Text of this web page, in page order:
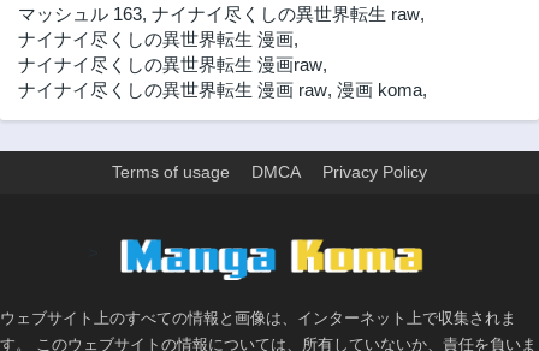
マッシュル 163, ナイナイ尽くしの異世界転生 raw,
ナイナイ尽くしの異世界転生 漫画,
ナイナイ尽くしの異世界転生 漫画raw,
ナイナイ尽くしの異世界転生 漫画 raw, 漫画 koma,
Terms of usage DMCA Privacy Policy
ウェブサイト上のすべての情報と画像は、インターネット上で収集されま
す。 このウェブサイトの情報については、所有していないか、責任を負いま